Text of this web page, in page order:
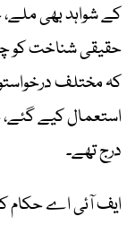
کے شواہد بھی
حقیقی شناخت کو
کہ مختلف
استعمال کیے گئے،
درج تھے۔
ایف آئی اے حکام